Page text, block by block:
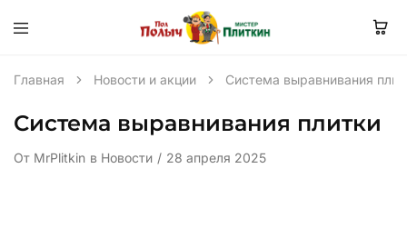
Главная Новости и акции Система выравнивания
Система выравнивания плитки
От MrPlitkin в Новости 28 апреля 2025